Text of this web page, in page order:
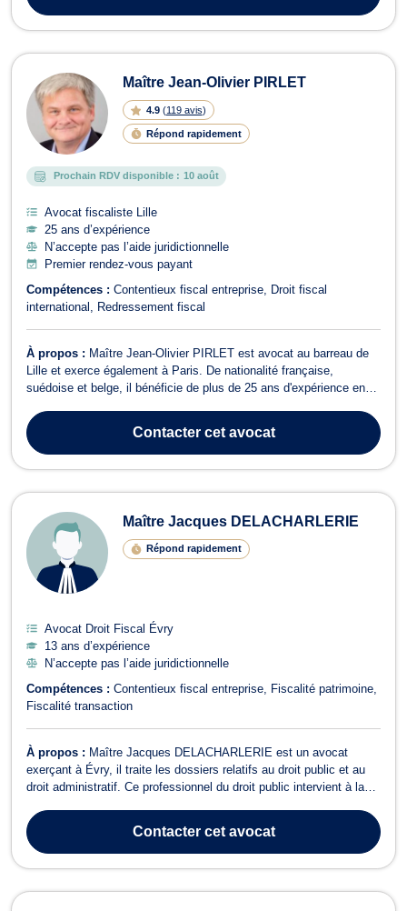
Maître Jean-Olivier PIRLET
4.9 (119 avis)
Répond rapidement
Prochain RDV disponible : 10 août
Avocat fiscaliste Lille
25 ans d’expérience
N’accepte pas l’aide juridictionnelle
Premier rendez-vous payant
Compétences : Contentieux fiscal entreprise
Droit fiscal
international
Redressement fiscal
À propos : Maître Jean-Olivier PIRLET est avocat au barreau de
Lille et exerce également à Paris. De nationalité française,
suédoise et belge, il bénéficie de plus de 25 ans d'expérience en
plusieurs groupes internationaux (jusqu'à 20 milliards d'euros de
chiffre d'affaires ...
Contactercet avocat
Maître Jacques DELACHARLERIE
Répond rapidement
Avocat Droit Fiscal Évry
13 ans d’expérience
N’accepte pas l’aide juridictionnelle
Compétences : Contentieux fiscal entreprise
Fiscalité patrimoine
Fiscalité transaction
À propos : Maître Jacques DELACHARLERIE est un avocat
exerçant à Évry, il traite les dossiers relatifs au droit public et au
droit administratif. Ce professionnel du droit public intervient à la
l’objet de sanctions disciplinaires ou de décisions insatisfaisantes.
Il plai...
Contactercet avocat